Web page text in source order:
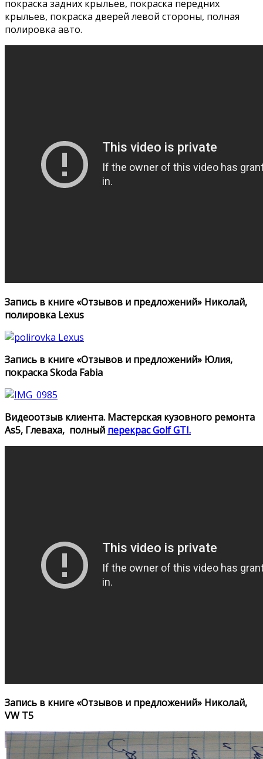
покраска задних крыльев, покраска передних
крыльев, покраска дверей левой стороны, полная
полировка авто.
Запись в книге «Отзывов и предложений» Николай,
полировка Lexus
Запись в книге «Отзывов и предложений» Юлия,
покраска Skoda Fabia
Видеоотзыв клиента. Мастерская кузовного ремонта
As5, Глеваха, полный перекрас Golf GTI.
Запись в книге «Отзывов и предложений» Николай,
VW T5